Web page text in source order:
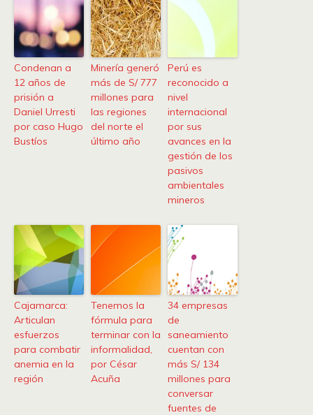
Condenan a
12 años de
prisión a
Daniel Urresti
por caso Hugo
Bustíos
Minería generó
más de S/ 777
millones para
las regiones
del norte el
último año
Perú es
reconocido a
nivel
internacional
por sus
avances en la
gestión de los
pasivos
ambientales
mineros
Cajamarca:
Articulan
esfuerzos
para combatir
anemia en la
región
Tenemos la
fórmula para
terminar con la
informalidad,
por César
Acuña
34 empresas
de
saneamiento
cuentan con
más S/ 134
millones para
conversar
fuentes de